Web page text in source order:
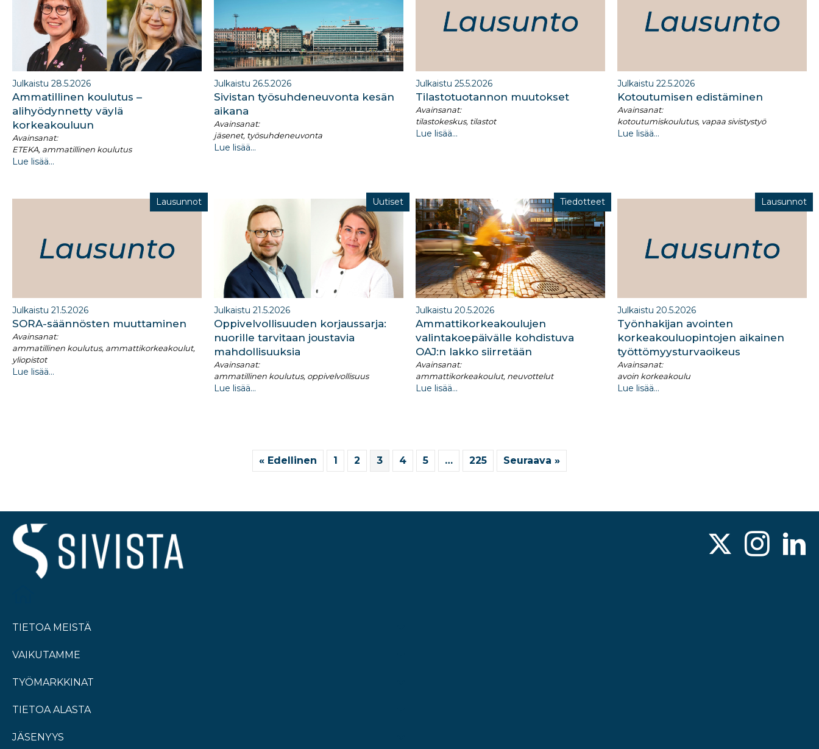
Julkaistu 28.5.2026
Ammatillinen koulutus –
alihyödynnetty väylä
korkeakouluun
Avainsanat:
ETEKA, ammatillinen koulutus
Lue lisää...
Julkaistu 26.5.2026
Sivistan työsuhdeneuvonta kesän
aikana
Avainsanat:
jäsenet, työsuhdeneuvonta
Lue lisää...
Julkaistu 25.5.2026
Tilastotuotannon muutokset​
Avainsanat:
tilastokeskus, tilastot
Lue lisää...
Julkaistu 22.5.2026
Kotoutumisen edistäminen​
Avainsanat:
kotoutumiskoulutus, vapaa sivistystyö
Lue lisää...
Lausunnot
Julkaistu 21.5.2026
SORA-säännösten muuttaminen​
Avainsanat:
ammatillinen koulutus, ammattikorkeakoulut,
yliopistot
Lue lisää...
Uutiset
Julkaistu 21.5.2026
Oppivelvollisuuden korjaussarja:
nuorille tarvitaan joustavia
mahdollisuuksia
Avainsanat:
ammatillinen koulutus, oppivelvollisuus
Lue lisää...
Tiedotteet
Julkaistu 20.5.2026
Ammattikorkeakoulujen
valintakoepäivälle kohdistuva
OAJ:n lakko siirretään
Avainsanat:
ammattikorkeakoulut, neuvottelut
Lue lisää...
Lausunnot
Julkaistu 20.5.2026
Työnhakijan avointen
korkeakouluopintojen aikainen
työttömyysturvaoikeus
Avainsanat:
avoin korkeakoulu
Lue lisää...
« Edellinen 1 2 3 4 5 … 225 Seuraava »
TIETOA MEISTÄ
VAIKUTAMME
TYÖMARKKINAT
TIETOA ALASTA
JÄSENYYS